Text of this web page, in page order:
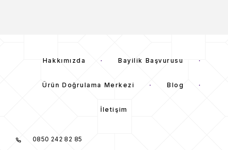
Hakkımızda Bayilik Başvurusu
Ürün Doğrulama Merkezi Blog
İletişim
0850 242 82 85